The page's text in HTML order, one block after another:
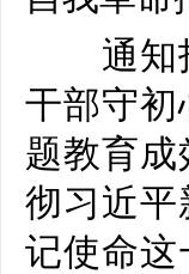
通知指
干部守初
题教育
彻习近平
记使命这